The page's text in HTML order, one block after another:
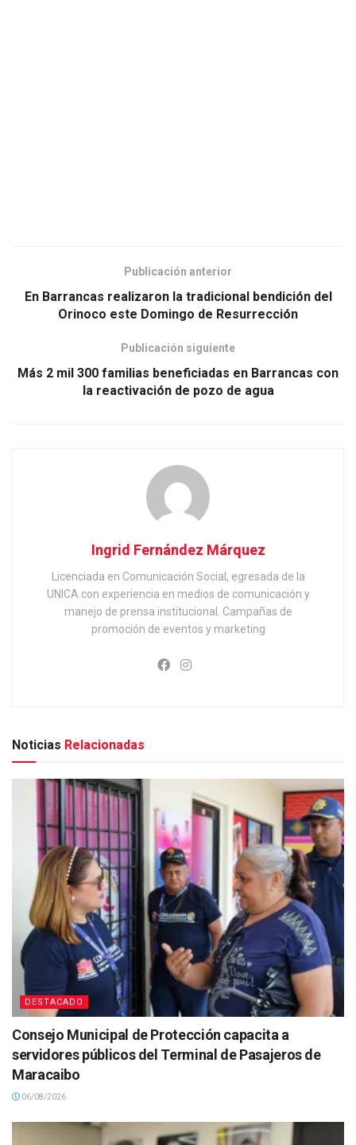
Publicación anterior
En Barrancas realizaron la tradicional bendición del
Orinoco este Domingo de Resurrección
Publicación siguiente
Más 2 mil 300 familias beneficiadas en Barrancas con
la reactivación de pozo de agua
Ingrid Fernández Márquez
Licenciada en Comunicación Social, egresada de la
UNICA con experiencia en medios de comunicación y
manejo de prensa institucional. Campañas de
promoción de eventos y marketing
Noticias Relacionadas
DESTACADO
Consejo Municipal de Protección capacita a
servidores públicos del Terminal de Pasajeros de
Maracaibo
06/08/2026